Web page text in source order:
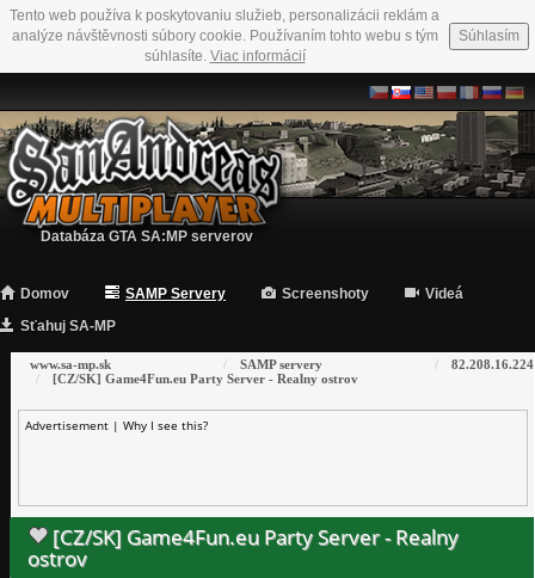
Tento web používa k poskytovaniu služieb, personalizácii reklám a
analýze návštěvnosti súbory cookie. Používaním tohto webu s tým
súhlasíte. Viac informácií
Súhlasím
Databáza GTA SA:MP serverov
Domov SAMP Servery Screenshoty
Videá
Sťahuj SA-MP
www.sa-mp.sk SAMP servery
82.208.16.224
[CZ/SK] Game4Fun.eu Party Server - Realny ostrov
Advertisement | Why I see this?
[CZ/SK] Game4Fun.eu Party Server - Realny
ostrov